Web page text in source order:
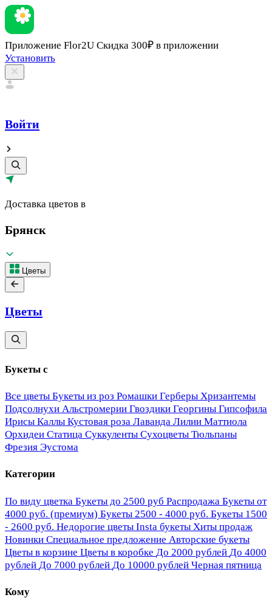
Приложение Flor2U Скидка 300₽ в приложении
Установить
Войти
Доставка цветов в
Брянск
Цветы
Цветы
Букеты с
Все цветы Букеты из роз Ромашки Герберы Хризантемы
Подсолнухи Альстромерии Гвоздики Георгины Гипсофила
Ирисы Каллы Кустовая роза Лаванда Лилии Маттиола
Орхидеи Статица Суккуленты Сухоцветы Тюльпаны
Фрезия Эустома
Категории
По виду цветка Букеты до 2500 руб Распродажа Букеты от
4000 руб. (премиум) Букеты 2500 - 4000 руб. Букеты 1500
- 2600 руб. Недорогие цветы Insta букеты Хиты продаж
Новинки Специальное предложение Авторские букеты
Цветы в корзине Цветы в коробке До 2000 рублей До 4000
рублей До 7000 рублей До 10000 рублей Черная пятница
Кому